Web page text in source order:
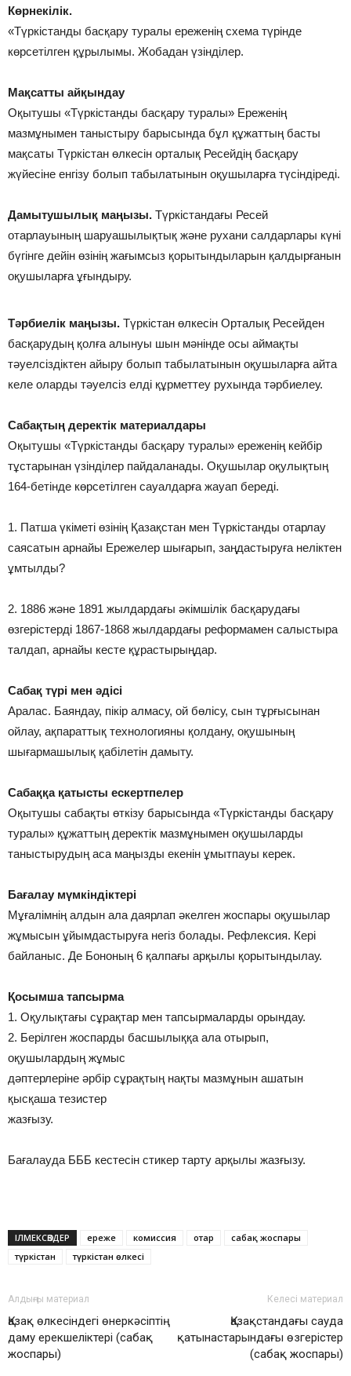
Көрнекілік.
«Түркістанды басқару туралы ереженің схема түрінде
көрсетілген құрылымы. Жобадан үзінділер.
Мақсатты айқындау
Оқытушы «Түркістанды басқару туралы» Ереженің
мазмұнымен таныстыру барысында бұл құжаттың басты
мақсаты Түркістан өлкесін орталық Ресейдің басқару
жүйесіне енгізу болып табылатынын оқушыларға түсіндіреді.
Дамытушылық маңызы. Түркістандағы Ресей
отарлауының шаруашылықтық және рухани салдарлары күні
бүгінге дейін өзінің жағымсыз қорытындыларын қалдырғанын
оқушыларға ұғындыру.
Тәрбиелік маңызы. Түркістан өлкесін Орталық Ресейден
басқарудың қолға алынуы шын мәнінде осы аймақты
тәуелсіздіктен айыру болып табылатынын оқушыларға айта
келе оларды тәуелсіз елді құрметтеу рухында тәрбиелеу.
Сабақтың деректік материалдары
Оқытушы «Түркістанды басқару туралы» ереженің кейбір
тұстарынан үзінділер пайдаланады. Оқушылар оқулықтың
164-бетінде көрсетілген сауалдарға жауап береді.
1. Патша үкіметі өзінің Қазақстан мен Түркістанды отарлау
саясатын арнайы Ережелер шығарып, заңдастыруға неліктен
ұмтылды?
2. 1886 және 1891 жылдардағы әкiмшiлiк басқарудағы
өзгерiстердi 1867-1868 жылдардағы реформамен салыстыра
талдап, арнайы кесте құрастырыңдар.
Сабақ түрі мен әдісі
Аралас. Баяндау, пікір алмасу, ой бөлісу, сын тұрғысынан
ойлау, ақпараттық технологияны қолдану, оқушының
шығармашылық қабілетін дамыту.
Сабаққа қатысты ескертпелер
Оқытушы сабақты өткізу барысында «Түркістанды басқару
туралы» құжаттың деректік мазмұнымен оқушыларды
таныстырудың аса маңызды екенін ұмытпауы керек.
Бағалау мүмкіндіктері
Мұғалiмнiң алдын ала даярлап әкелген жоспары оқушылар
жұмысын ұйымдастыруға негiз болады. Рефлексия. Кері
байланыс. Де Бононың 6 қалпағы арқылы қорытындылау.
Қосымша тапсырма
1. Оқулықтағы сұрақтар мен тапсырмаларды орындау.
2. Берiлген жоспарды басшылыққа ала отырып,
оқушылардың жұмыс
дәптерлерiне әрбiр сұрақтың нақты мазмұнын ашатын
қысқаша тезистер
жазғызу.
Бағалауда БББ кестесін стикер тарту арқылы жазғызу.
ІЛМЕКСӨЗДЕР ереже комиссия отар
сабақ жоспары
түркістан
түркістан өлкесі
Алдыңғы материал
Қазақ өлкесіндегі өнеркәсіптің
даму ерекшеліктері (сабақ
жоспары)
Келесі материал
Қазақстандағы сауда
қатынастарындағы өзгерістер
(сабақ жоспары)